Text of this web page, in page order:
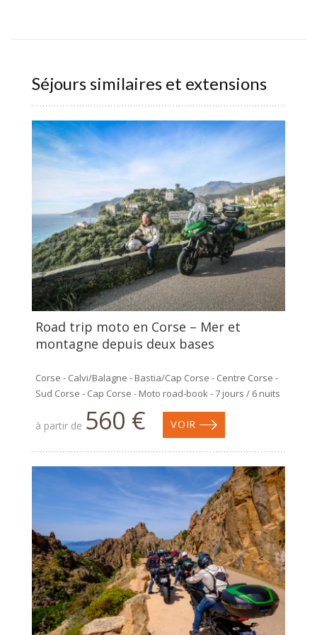
Séjours similaires et extensions
Road trip moto en Corse – Mer et
montagne depuis deux bases
Corse - Calvi/Balagne - Bastia/Cap Corse - Centre Corse -
Sud Corse - Cap Corse - Moto road-book - 7 jours / 6 nuits
à partir de 560 € VOIR